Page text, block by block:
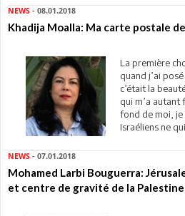
NEWS - 08.01.2018
Khadija Moalla: Ma carte postale
La première
quand j’ai
c’était la
qui m’a autant
fond de moi, je
Israéliens ne
NEWS - 07.01.2018
Mohamed Larbi Bouguerra:
et centre de gravité de la Palestine